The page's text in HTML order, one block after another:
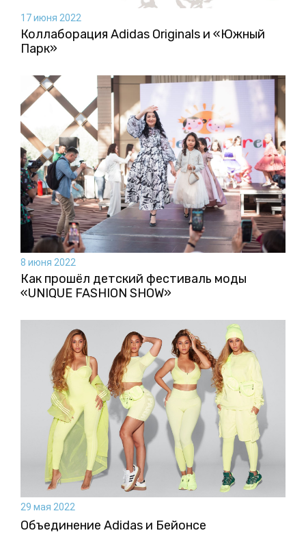
17 июня 2022
Коллаборация Аdidas Originals и «Южный
Парк»
8 июня 2022
Как прошёл детский фестиваль моды
«UNIQUE FASHION SHOW»
29 мая 2022
Объединение Adidas и Бейонсе